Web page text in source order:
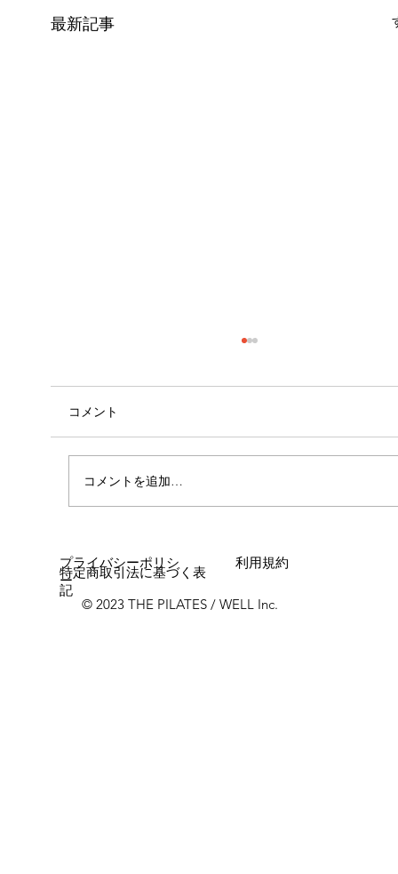
最新記事
自己紹介
コメント
コメントを追加…
© 2023 THE PILATES / WELL Inc.
プライバシーポリシ
ー
利用規約
特定商取引法に基づく表
記